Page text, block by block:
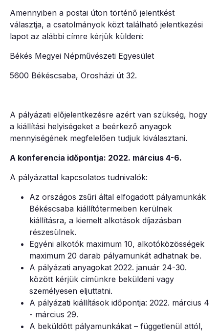
Amennyiben a postai úton történő jelentkést
választja, a csatolmányok közt található jelentkezési
lapot az alábbi címre kérjük küldeni:
Békés Megyei Népművészeti Egyesület
5600 Békéscsaba, Orosházi út 32.
A pályázati előjelentkezésre azért van szükség, hogy
a kiállítási helyiségeket a beérkező anyagok
mennyiségének megfelelően tudjuk kiválasztani.
A konferencia időpontja: 2022. március 4-6.
A pályázattal kapcsolatos tudnivalók:
Az országos zsűri által elfogadott pályamunkák
Békéscsaba kiállítótermeiben kerülnek
kiállításra, a kiemelt alkotások díjazásban
részesülnek.
Egyéni alkotók maximum 10, alkotóközösségek
maximum 20 darab pályamunkát adhatnak be.
A pályázati anyagokat 2022. január 24-30.
között kérjük címünkre beküldeni vagy
személyesen eljuttatni.
A pályázati kiállítások időpontja: 2022. március 4
- március 29.
A beküldött pályamunkákat – függetlenül attól,